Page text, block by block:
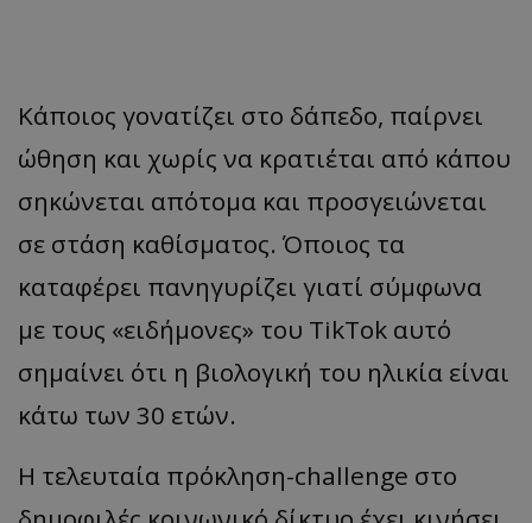
Κάποιος γονατίζει στο δάπεδο, παίρνει
ώθηση και χωρίς να κρατιέται από κάπου
σηκώνεται απότομα και προσγειώνεται
σε στάση καθίσματος. Όποιος τα
καταφέρει πανηγυρίζει γιατί σύμφωνα
με τους «ειδήμονες» του TikTok αυτό
σημαίνει ότι η βιολογική του ηλικία είναι
κάτω των 30 ετών.
Η τελευταία πρόκληση-challenge στο